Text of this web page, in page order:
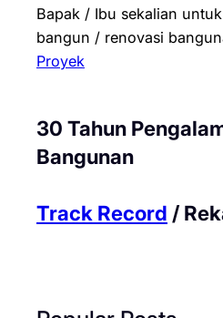
Bapak / Ibu sekalian
bangun / renovasi
Proyek
30 Tahun
Bangunan
Track Record /